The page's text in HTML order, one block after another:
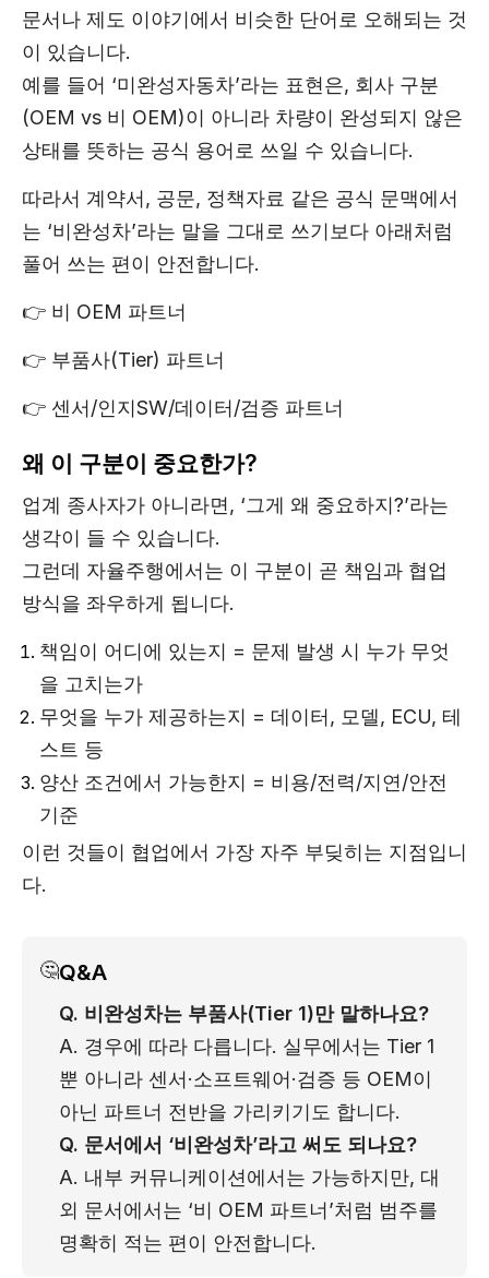
문서나 제도 이야기에서 비슷한 단어로 오해되는 것
이 있습니다.
예를 들어 ‘미완성자동차’라는 표현은, 회사 구분
(OEM vs 비 OEM)이 아니라 차량이 완성되지 않은
상태를 뜻하는 공식 용어로 쓰일 수 있습니다.
따라서 계약서, 공문, 정책자료 같은 공식 문맥에서
는 ‘비완성차’라는 말을 그대로 쓰기보다 아래처럼
풀어 쓰는 편이 안전합니다.
👉 비 OEM 파트너
👉 부품사(Tier) 파트너
👉 센서/인지SW/데이터/검증 파트너
왜 이 구분이 중요한가?
업계 종사자가 아니라면, ‘그게 왜 중요하지?’라는
생각이 들 수 있습니다.
그런데 자율주행에서는 이 구분이 곧 책임과 협업
방식을 좌우하게 됩니다.
책임이 어디에 있는지 = 문제 발생 시 누가 무엇
을 고치는가
무엇을 누가 제공하는지 = 데이터, 모델, ECU, 테
스트 등
양산 조건에서 가능한지 = 비용/전력/지연/안전
기준
이런 것들이 협업에서 가장 자주 부딪히는 지점입니
다.
🤔Q&A
Q. 비완성차는 부품사(Tier 1)만 말하나요?
A. 경우에 따라 다릅니다. 실무에서는 Tier 1
뿐 아니라 센서·소프트웨어·검증 등 OEM이
아닌 파트너 전반을 가리키기도 합니다.
Q. 문서에서 ‘비완성차’라고 써도 되나요?
A. 내부 커뮤니케이션에서는 가능하지만, 대
외 문서에서는 ‘비 OEM 파트너’처럼 범주를
명확히 적는 편이 안전합니다.